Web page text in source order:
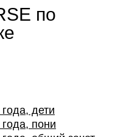
по
дети
пони